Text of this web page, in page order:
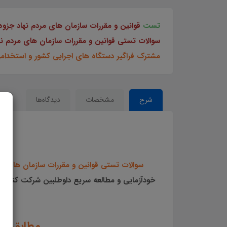
تست قوانین و مقررات سازمان های مردم نهاد
سوالات تستی قوانین و مقررات سازمان های مردم
مشترک فراگیر دستگاه های اجرایی کشور و
شرح مشخصات دیدگاه‌ها
سوالات تستی قوانین و مقررات سازمان های
خودآزمایی و مطالعه سریع داوطلبین شرکت کننده